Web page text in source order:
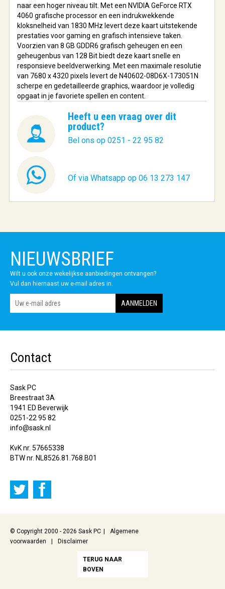
naar een hoger niveau tilt. Met een NVIDIA GeForce RTX
4060 grafische processor en een indrukwekkende
kloksnelheid van 1830 MHz levert deze kaart uitstekende
prestaties voor gaming en grafisch intensieve taken.
Voorzien van 8 GB GDDR6 grafisch geheugen en een
geheugenbus van 128 Bit biedt deze kaart snelle en
responsieve beeldverwerking. Met een maximale resolutie
van 7680 x 4320 pixels levert de N40602-08D6X-173051N
scherpe en gedetailleerde graphics, waardoor je volledig
opgaat in je favoriete spellen en content.
Heeft u een vraag over dit
product?
Bel ons op 0251 - 22 95 82
Of via Whatsapp op 06 13 273 147
NIEUWSBRIEF
Wilt u ook onze wekelijkse aanbiedingen ontvangen?
Vul dan hiernaast uw e-mail adres in.
Contact
Sask PC
Breestraat 3A
1941 ED Beverwijk
0251-22 95 82
info@sask.nl
KvK nr. 57665338
BTW nr. NL8526.81.768.B01
© Copyright 2000 - 2026 Sask PC
Algemene
voorwaarden
Disclaimer
TERUG NAAR
BOVEN